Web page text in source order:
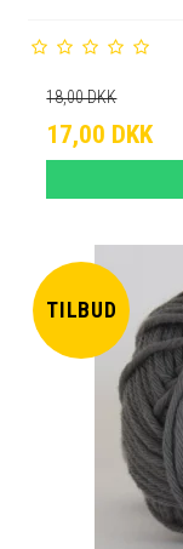
18,00 DKK
17,00 DKK
TILBUD